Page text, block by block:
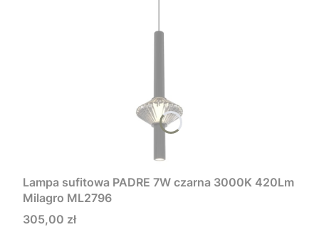
Lampa sufitowa PADRE 7W czarna 3000K 420Lm
Milagro ML2796
Cena
305,00 zł